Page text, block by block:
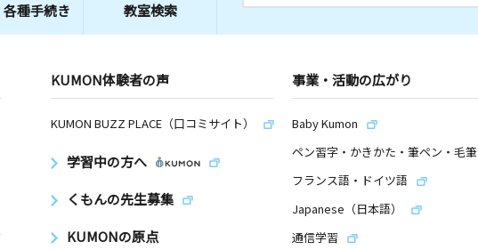
各種手続き 教室検索
KUMON体験者の声
KUMON BUZZ PLACE（口コミサイト）
学習中の方へ
くもんの先生募集
KUMONの原点
事業・活動の広がり
Baby Kumon
ペン習字・かきかた・筆ペン・毛筆
フランス語・ドイツ語
Japanese（日本語）
通信学習